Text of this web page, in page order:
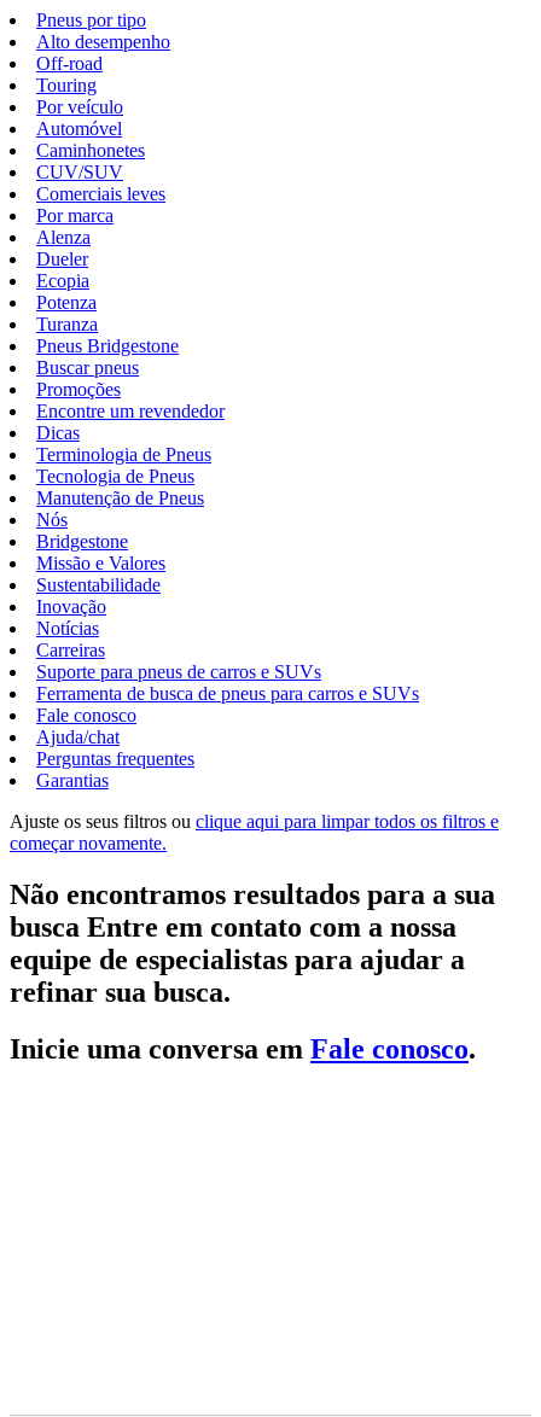
Pneus por tipo
Alto desempenho
Off-road
Touring
Por veículo
Automóvel
Caminhonetes
CUV/SUV
Comerciais leves
Por marca
Alenza
Dueler
Ecopia
Potenza
Turanza
Pneus Bridgestone
Buscar pneus
Promoções
Encontre um revendedor
Dicas
Terminologia de Pneus
Tecnologia de Pneus
Manutenção de Pneus
Nós
Bridgestone
Missão e Valores
Sustentabilidade
Inovação
Notícias
Carreiras
Suporte para pneus de carros e SUVs
Ferramenta de busca de pneus para carros e SUVs
Fale conosco
Ajuda/chat
Perguntas frequentes
Garantias
Ajuste os seus filtros ou clique aqui para limpar todos os filtros e
começar novamente.
Não encontramos resultados para a sua
busca Entre em contato com a nossa
equipe de especialistas para ajudar a
refinar sua busca.
Inicie uma conversa em Fale conosco.